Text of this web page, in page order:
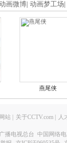
画微博 动画梦工场
燕尾侠
站 关于CCTV.com 人
播电视总台 中国网络